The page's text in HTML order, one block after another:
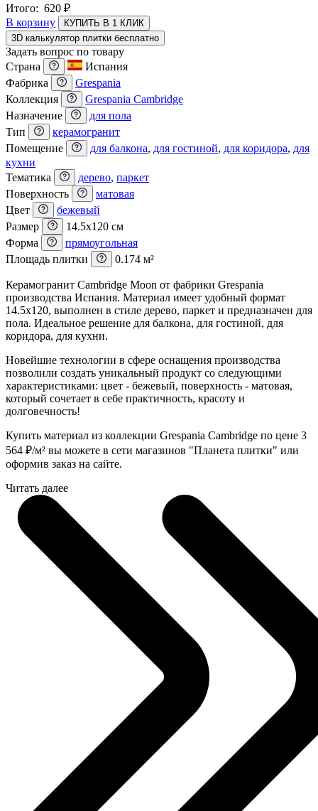
Итого: 620 ₽
В корзину
КУПИТЬ В 1 КЛИК
3D калькулятор плитки бесплатно
Задать вопрос по товару
Страна
Испания
Фабрика
Grespania
Коллекция
Grespania Cambridge
Назначение
для пола
Тип
керамогранит
Помещение
для балкона, для гостиной, для коридора, для
кухни
Тематика
дерево, паркет
Поверхность
матовая
Цвет
бежевый
Размер
14.5x120 см
Форма
прямоугольная
Площадь плитки
0.174 м²
Керамогранит Cambridge Moon от фабрики Grespania
производства Испания. Материал имеет удобный формат
14.5x120, выполнен в стиле дерево, паркет и предназначен для
пола. Идеальное решение для балкона, для гостиной, для
коридора, для кухни.
Новейшие технологии в сфере оснащения производства
позволили создать уникальный продукт со следующими
характеристиками: цвет - бежевый, поверхность - матовая,
который сочетает в себе практичность, красоту и
долговечность!
Купить материал из коллекции Grespania Cambridge по цене 3
564 ₽/м² вы можете в сети магазинов "Планета плитки" или
оформив заказ на сайте.
Читать далее